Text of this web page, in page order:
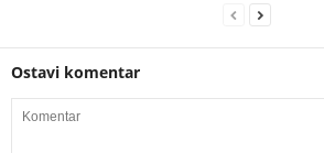
Ostavi komentar